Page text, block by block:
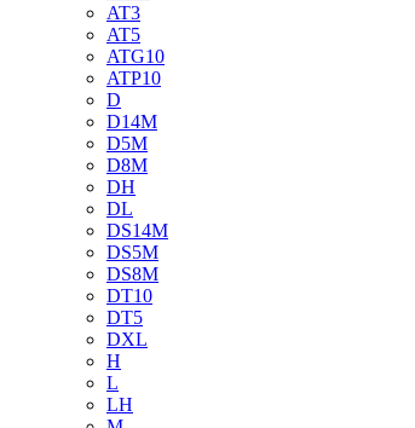
AT3
AT5
ATG10
ATP10
D
D14M
D5M
D8M
DH
DL
DS14M
DS5M
DS8M
DT10
DT5
DXL
H
L
LH